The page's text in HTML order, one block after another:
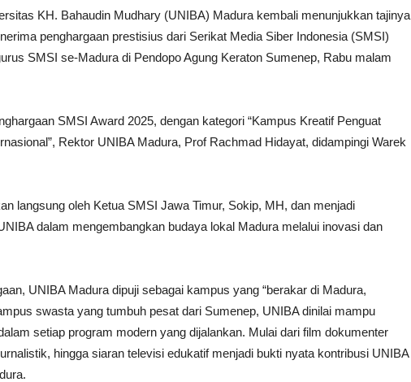
KH. Bahaudin Mudhary (UNIBA) Madura kembali menunjukkan tajinya
penghargaan prestisius dari Serikat Media Siber Indonesia (SMSI)
SMSI se-Madura di Pendopo Agung Keraton Sumenep, Rabu malam
SMSI Award 2025, dengan kategori “Kampus Kreatif Penguat
Rektor UNIBA Madura, Prof Rachmad Hidayat, didampingi Warek
langsung oleh Ketua SMSI Jawa Timur, Sokip, MH, dan menjadi
dalam mengembangkan budaya lokal Madura melalui inovasi dan
UNIBA Madura dipuji sebagai kampus yang “berakar di Madura,
swasta yang tumbuh pesat dari Sumenep, UNIBA dinilai mampu
setiap program modern yang dijalankan. Mulai dari film dokumenter
hingga siaran televisi edukatif menjadi bukti nyata kontribusi UNIBA